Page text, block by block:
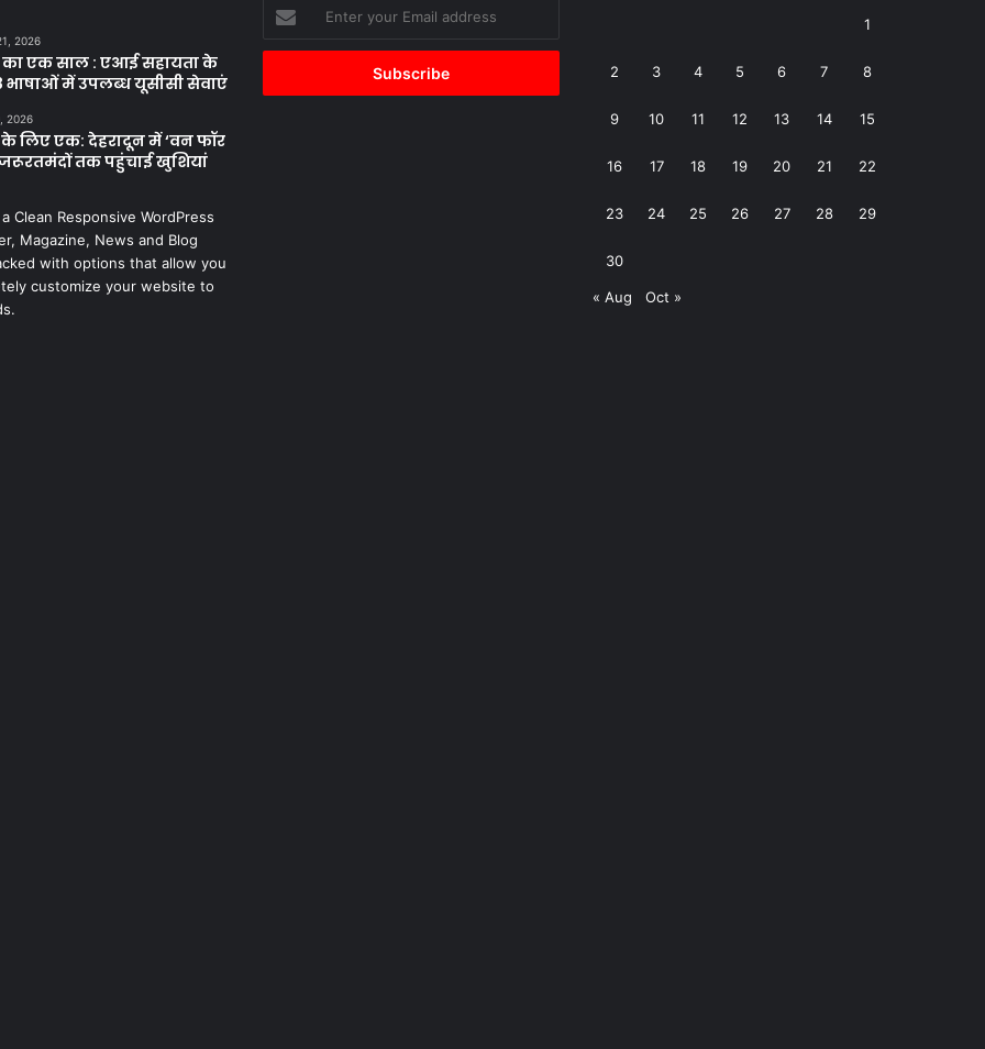
2026
का एक साल : एआई सहायता के
भाषाओं में उपलब्ध यूसीसी सेवाएं
2026
लिए एक: देहरादून में ‘वन फॉर
तक पहुंचाई खुशियां
Clean Responsive WordPress
Magazine, News and Blog
with options that allow you
customize your website to
your
Email
1
2 3 4 5 6 7 8
9 10 11 12 13 14 15
16 17 18 19 20 21 22
23 24 25 26 27 28 29
30
« Aug Oct »